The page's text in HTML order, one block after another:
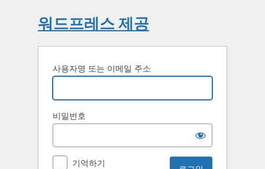
워드프레스 제공
사용자명 또는 이메일 주소
비밀번호
기억하기